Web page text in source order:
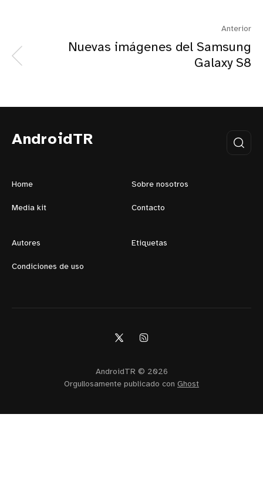
Anterior
Nuevas imágenes del Samsung
Galaxy S8
AndroidTR
Home Sobre nosotros
Media kit Contacto
Autores Etiquetas
Condiciones de uso
AndroidTR © 2026
Orgullosamente publicado con Ghost